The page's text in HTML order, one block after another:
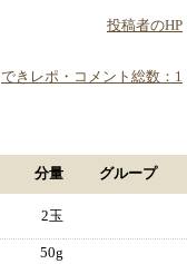
投稿者のHP
できレポ・コメント総数：1
分量 グループ
2玉
50g